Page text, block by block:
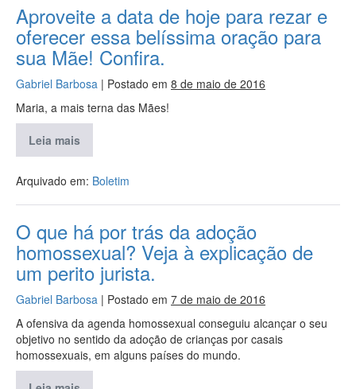
Aproveite a data de hoje para rezar e
oferecer essa belíssima oração para
sua Mãe! Confira.
Gabriel Barbosa | Postado em 8 de maio de 2016
Maria, a mais terna das Mães!
Leia mais
Arquivado em: Boletim
O que há por trás da adoção
homossexual? Veja à explicação de
um perito jurista.
Gabriel Barbosa | Postado em 7 de maio de 2016
A ofensiva da agenda homossexual conseguiu alcançar o seu
objetivo no sentido da adoção de crianças por casais
homossexuais, em alguns países do mundo.